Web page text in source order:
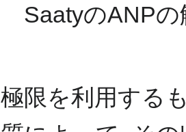
SaatyのANPの
極限を利用する